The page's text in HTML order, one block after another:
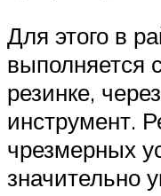
Для этого в
выполняется
резинке,
инструмент.
чрезмерных
значительно